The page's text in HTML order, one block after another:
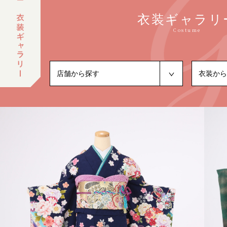
衣装ギャラリ
Costume